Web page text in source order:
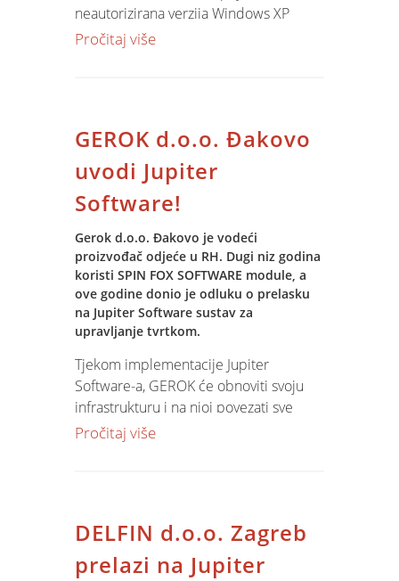
neautorizirana verzija Windows XP
Service Packa 3, i ne preporučuje njeno
tehničke podrške za rješavanje bilo
kakvih problema koji mogu iskrsnuti.
Administratori Hotfix.neta ne slažu se s
ovakvim oštrim ocjenama od strane
oficijelnoj verziji programa, on ipak
može poslužiti korisnicima kao
određeni "preview" za ono što ih
očekuje jednom kada prava verzija SP3
bude objavljena. Hotfix.net složio je
SP3 pomoću internog izvora u
Microsoftu koji im je dostavio najnovija
programska osvježenja. Ipak, ne poriču
nestabilnost sustava. Microsoft provodi
SP3 predviđeno je za kraj 2006.
Pročitaj više
GEROK d.o.o. Đakovo
uvodi Jupiter
Software!
Gerok d.o.o. Đakovo je vodeći
proizvođač odjeće u RH. Dugi niz godina
koristi SPIN FOX SOFTWARE module, a
ove godine donio je odluku o prelasku
na Jupiter Software sustav za
upravljanje tvrtkom.
Tjekom implementacije Jupiter
Software-a, GEROK će obnoviti svoju
infrastrukturu i na njoj povezati sve
svoje operacije u đakovu, Osijeku i
Pročitaj više
DELFIN d.o.o. Zagreb
prelazi na Jupiter